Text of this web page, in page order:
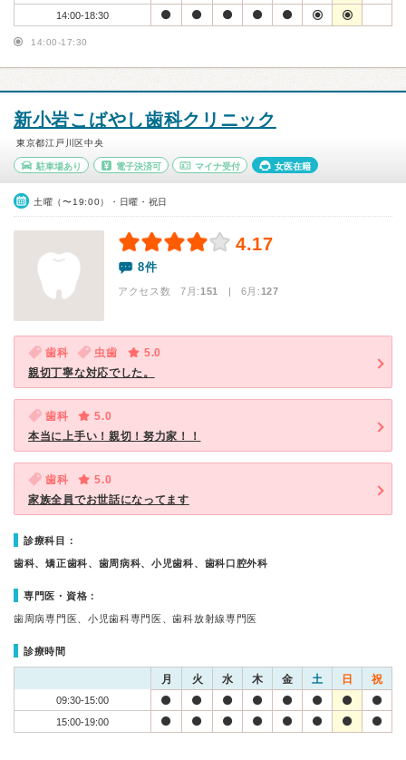
14:00-18:30
14:00-17:30
新小岩こばやし歯科クリニック
東京都江戸川区中央
駐車場あり 電子決済可 マイナ受付 女医在籍
土曜（〜19:00）・日曜・祝日
4.17
8件
アクセス数 7月:151 | 6月:127
歯科 虫歯
5.0
親切丁寧な対応でした。
歯科
5.0
本当に上手い！親切！努力家！！
歯科
5.0
家族全員でお世話になってます
診療科目：
歯科、矯正歯科、歯周病科、小児歯科、歯科口腔外科
専門医・資格：
歯周病専門医、小児歯科専門医、歯科放射線専門医
診療時間
月 火 水 木 金 土 日 祝
09:30-15:00
15:00-19:00